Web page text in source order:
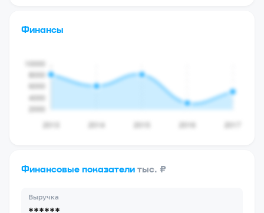
Финансы
Финансовые показатели тыс. ₽
Выручка